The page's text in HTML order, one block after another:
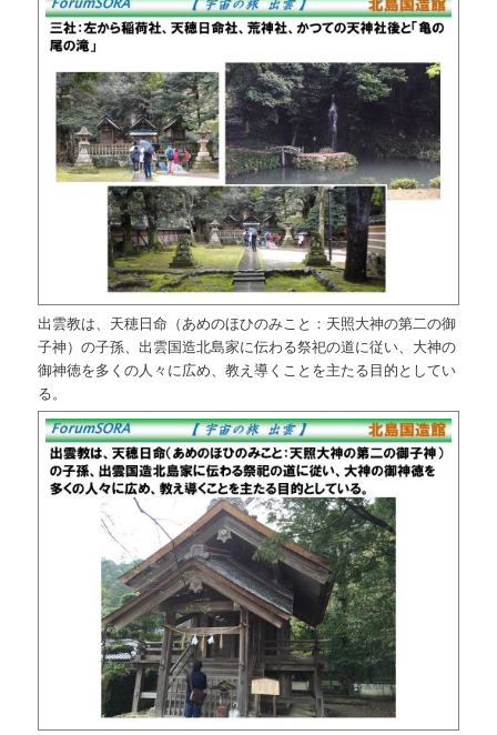
出雲教は、天穂日命（あめのほひのみこと：天照大神の第二の御
子神）の子孫、出雲国造北島家に伝わる祭祀の道に従い、大神の
御神徳を多くの人々に広め、教え導くことを主たる目的としてい
る。